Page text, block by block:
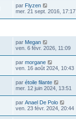
par Flyzen
mer. 21 sept. 2016, 17:17
par Megan
ven. 6 févr. 2026, 11:09
par morgane
ven. 16 août 2024, 10:43
par étoile filante
mer. 12 juin 2024, 13:51
par Anael De Polo
ven. 23 févr. 2024, 20:44